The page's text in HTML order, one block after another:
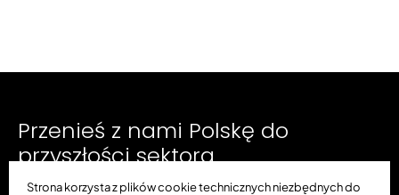
Przenieś z nami Polskę do
przyszłości sektora
automotive.
Strona korzysta z plików cookie technicznych niezbędnych do